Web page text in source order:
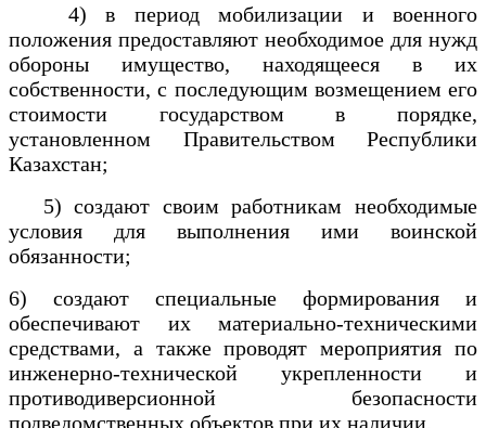
4) в период мобилизации и военного
положения предоставляют необходимое для нужд
обороны имущество, находящееся в их
собственности, с последующим возмещением его
стоимости государством в порядке,
установленном Правительством Республики
Казахстан;
5) создают своим работникам необходимые
условия для выполнения ими воинской
обязанности;
6) создают специальные формирования и
обеспечивают их материально-техническими
средствами, а также проводят мероприятия по
инженерно-технической укрепленности и
противодиверсионной безопасности
подведомственных объектов при их наличии.